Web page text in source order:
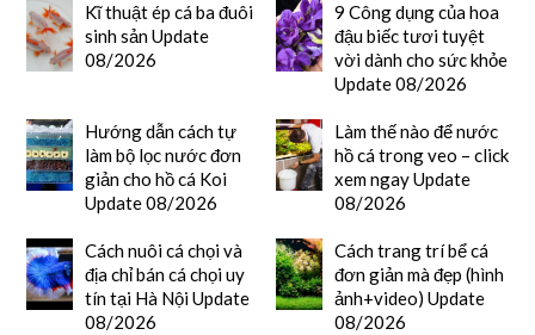
Kĩ thuật ép cá ba đuôi
sinh sản Update
08/2026
9 Công dụng của hoa
đậu biếc tươi tuyệt
vời dành cho sức khỏe
Update 08/2026
Hướng dẫn cách tự
làm bộ lọc nước đơn
giản cho hồ cá Koi
Update 08/2026
Làm thế nào để nước
hồ cá trong veo – click
xem ngay Update
08/2026
Cách nuôi cá chọi và
địa chỉ bán cá chọi uy
tín tại Hà Nội Update
08/2026
Cách trang trí bể cá
đơn giản mà đẹp (hình
ảnh+video) Update
08/2026